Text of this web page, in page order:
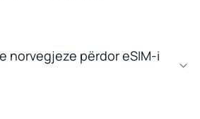
norvegjeze përdor eSIM-i